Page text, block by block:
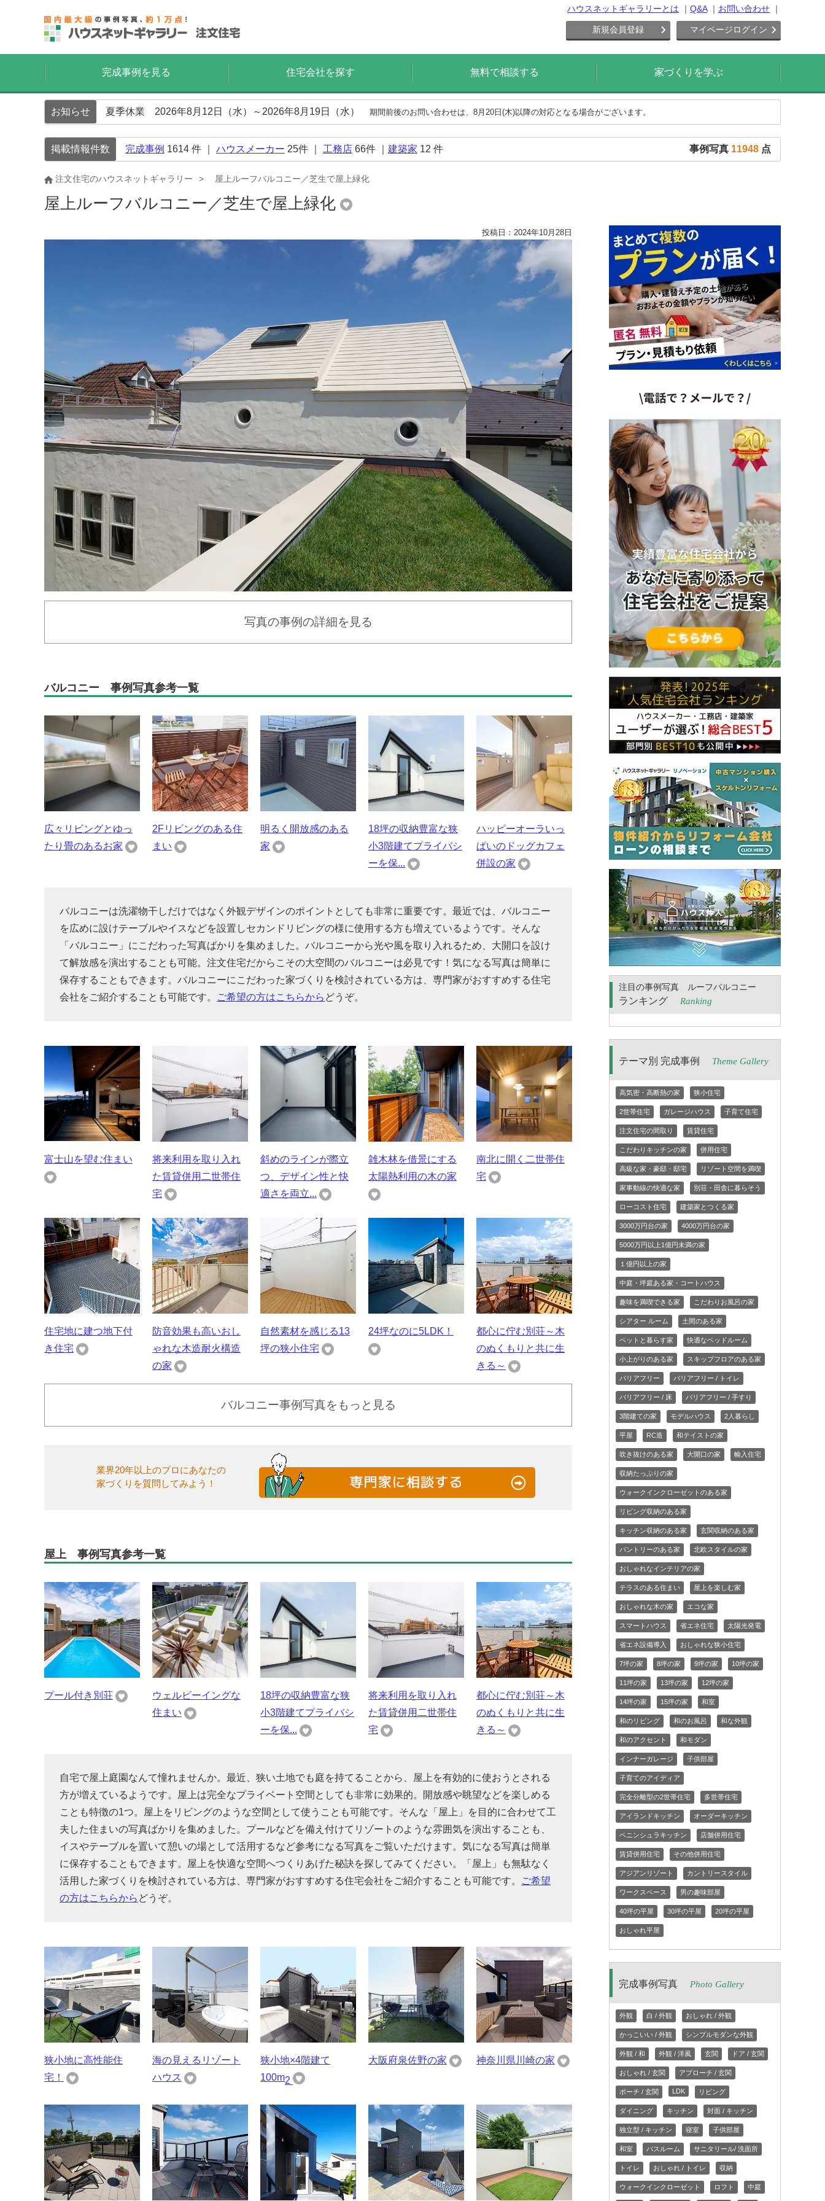
ハウスネットギャラリーとは Q&A お問い合わせ
新規会員登録 マイページログイン
完成事例を見る 住宅会社を探す 無料で相談する 家づくりを学ぶ
お知らせ 夏季休業 2026年8月12日（水）～2026年8月19日（水） 期間前後のお問い合わせは、8月20日(木)以降の対応となる場合がございます。
掲載情報件数 完成事例 1614 件 ｜ ハウスメーカー 25件 ｜ 工務店 66件 ｜ 建築家 12 件 事例写真 11948 点
注文住宅のハウスネットギャラリー 屋上ルーフバルコニー／芝生で屋上緑化
屋上ルーフバルコニー／芝生で屋上緑化
投稿日：2024年10月28日
写真の事例の詳細を見る
バルコニー 事例写真参考一覧
広々リビングとゆっ
たり畳のあるお家
2Fリビングのある住
まい
明るく開放感のある
家
18坪の収納豊富な狭
小3階建てプライバシ
ーを保...
ハッピーオーラいっ
ぱいのドッグカフェ
併設の家
バルコニーは洗濯物干しだけではなく外観デザインのポイントとしても非常に重要です。最近では、バルコニー
を広めに設けテーブルやイスなどを設置しセカンドリビングの様に使用する方も増えているようです。そんな
「バルコニー」にこだわった写真ばかりを集めました。バルコニーから光や風を取り入れるため、大開口を設け
て解放感を演出することも可能。注文住宅だからこその大空間のバルコニーは必見です！気になる写真は簡単に
保存することもできます。バルコニーにこだわった家づくりを検討されている方は、専門家がおすすめする住宅
会社をご紹介することも可能です。
ご希望の方はこちらから どうぞ。
富士山を望む住まい
将来利用を取り入れ
た賃貸併用二世帯住
宅
斜めのラインが際立
つ、デザイン性と快
適さを両立...
雑木林を借景にする
太陽熱利用の木の家
南北に開く二世帯住
宅
住宅地に建つ地下付
き住宅
防音効果も高いおし
ゃれな木造耐火構造
の家
自然素材を感じる13
坪の狭小住宅
24坪なのに5LDK！
都心に佇む別荘～木
のぬくもりと共に生
きる～
バルコニー事例写真をもっと見る
業界20年以上のプロにあなたの
家づくりを質問してみよう！
屋上 事例写真参考一覧
プール付き別荘
ウェルビーイングな
住まい
18坪の収納豊富な狭
小3階建てプライバシ
ーを保...
将来利用を取り入れ
た賃貸併用二世帯住
宅
都心に佇む別荘～木
のぬくもりと共に生
きる～
自宅で屋上庭園なんて憧れませんか。最近、狭い土地でも庭を持てることから、屋上を有効的に使おうとされる
方が増えているようです。屋上は完全なプライベート空間としても非常に効果的。開放感や眺望などを楽しめる
ことも特徴の1つ。屋上をリビングのような空間として使うことも可能です。そんな「屋上」を目的に合わせて工
夫した住まいの写真ばかりを集めました。プールなどを備え付けてリゾートのような雰囲気を演出することも、
イスやテーブルを置いて憩いの場として活用するなど参考になる写真をご覧いただけます。気になる写真は簡単
に保存することもできます。屋上を快適な空間へつくりあげた秘訣を探してみてください。「屋上」も無駄なく
活用した家づくりを検討されている方は、専門家がおすすめする住宅会社をご紹介することも可能です。
ご希望
の方はこちらから どうぞ。
狭小地に高性能住
宅！
海の見えるリゾート
ハウス
狭小地×4階建て
100m2
大阪府泉佐野の家 神奈川県川崎の家
注目の事例写真 ルーフバルコニー
ランキング Ranking
テーマ別 完成事例 Theme Gallery
高気密・高断熱の家 狭小住宅
2世帯住宅 ガレージハウス 子育て住宅
注文住宅の間取り 賃貸住宅
こだわりキッチンの家 併用住宅
高級な家・豪邸・邸宅 リゾート空間を満喫
家事動線の快適な家 別荘・田舎に暮らそう
ローコスト住宅 建築家とつくる家
3000万円台の家 4000万円台の家
5000万円以上1億円未満の家
１億円以上の家
中庭・坪庭ある家・コートハウス
趣味を満喫できる家 こだわりお風呂の家
シアター ルーム 土間のある家
ペットと暮らす家 快適なベッドルーム
小上がりのある家 スキップフロアのある家
バリアフリー バリアフリー / トイレ
バリアフリー / 床 バリアフリー / 手すり
3階建ての家 モデルハウス 2人暮らし
平屋 RC造 和テイストの家
吹き抜けのある家 大開口の家 輸入住宅
収納たっぷりの家
ウォークインクローゼットのある家
リビング収納のある家
キッチン収納のある家 玄関収納のある家
パントリーのある家 北欧スタイルの家
おしゃれなインテリアの家
テラスのある住まい 屋上を楽しむ家
おしゃれな木の家 エコな家
スマートハウス 省エネ住宅 太陽光発電
省エネ設備導入 おしゃれな狭小住宅
7坪の家 8坪の家 9坪の家 10坪の家
11坪の家 13坪の家 12坪の家
14坪の家 15坪の家 和室
和のリビング 和のお風呂 和な外観
和のアクセント 和モダン
インナーガレージ 子供部屋
子育てのアイディア
完全分離型の2世帯住宅 多世帯住宅
アイランドキッチン オーダーキッチン
ペニンシュラキッチン 店舗併用住宅
賃貸併用住宅 その他併用住宅
アジアンリゾート カントリースタイル
ワークスペース 男の趣味部屋
40坪の平屋 30坪の平屋 20坪の平屋
おしゃれ平屋
完成事例写真 Photo Gallery
外観 白 / 外観 おしゃれ / 外観
かっこいい / 外観 シンプルモダンな外観
外観 / 和 外観 / 洋風 玄関 ドア / 玄関
おしゃれ / 玄関 アプローチ / 玄関
ポーチ / 玄関 LDK リビング
ダイニング キッチン 対面 / キッチン
独立型 / キッチン 寝室 子供部屋
和室 バスルーム サニタリール/ 洗面所
トイレ おしゃれ / トイレ 収納
ウォークインクローゼット ロフト 中庭